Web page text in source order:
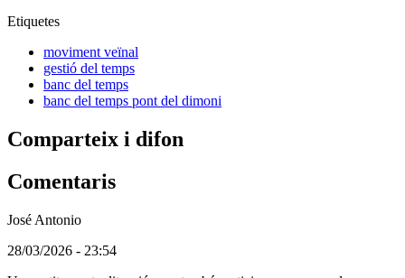
Etiquetes
moviment veïnal
gestió del temps
banc del temps
banc del temps pont del dimoni
Comparteix i difon
Comentaris
José Antonio
(Usuari
28/03/2026 - 23:54